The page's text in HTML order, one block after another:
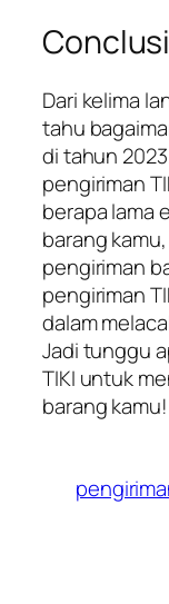
Dari kelima
tahu
di tahun
pengiriman
berapa lama
barang
pengiriman
pengiriman
dalam
Jadi tunggu
TIKI untuk
barang kamu!